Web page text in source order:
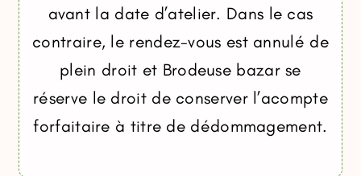
avant la date d’atelier. Dans le cas
contraire, le rendez-vous est annulé de
plein droit et Brodeuse bazar se
réserve le droit de conserver l’acompte
forfaitaire à titre de dédommagement.